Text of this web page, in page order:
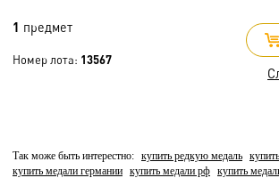
1 предмет
Номер лота: 13567
Так може быть интерестно: купить редкую медаль
купить медали германии
купить медали рф купить